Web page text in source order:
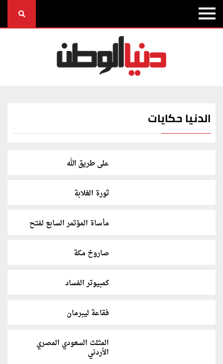
الدنيا حكايات
على طريق الله
ثورة الغلابة
مأساة المؤتمر السابع لفتح
صاروخ مكة
كمبيوتر الفساد
فقاعة ليبرمان
المثلث السعودي المصري
الأردني